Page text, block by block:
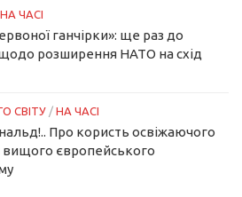
НА ЧАСІ
ганчірки»: ще раз до
розширення НАТО на схід
СВІТУ / НА ЧАСІ
Про користь освіжаючого
вищого європейського